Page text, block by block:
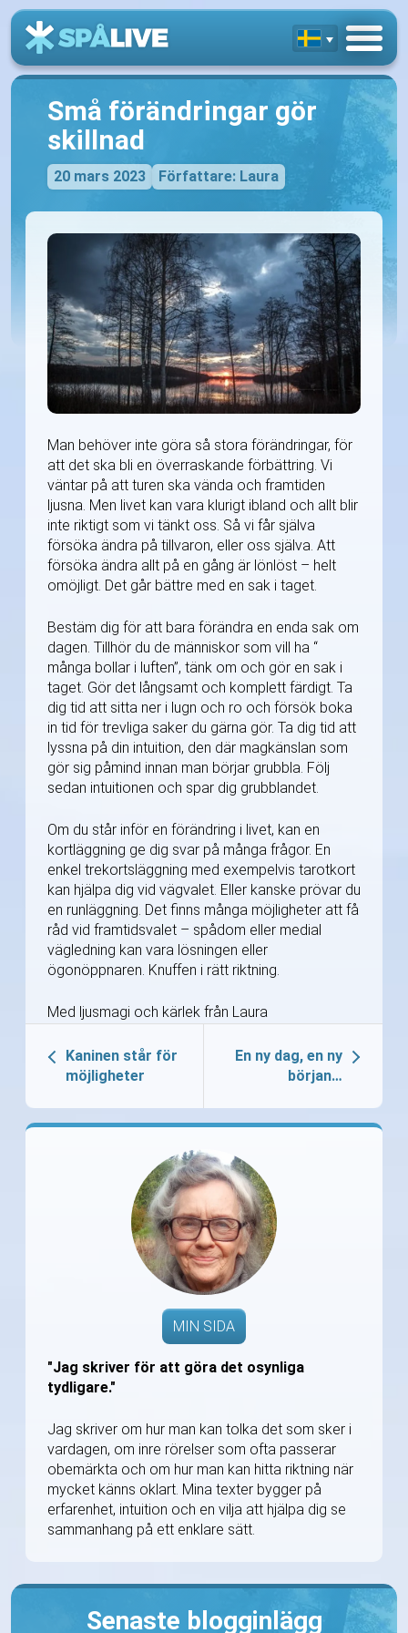
Små förändringar gör
skillnad
20 mars 2023 Författare: Laura
Man behöver inte göra så stora förändringar, för
att det ska bli en överraskande förbättring. Vi
väntar på att turen ska vända och framtiden
ljusna. Men livet kan vara klurigt ibland och allt blir
inte riktigt som vi tänkt oss. Så vi får själva
försöka ändra på tillvaron, eller oss själva. Att
försöka ändra allt på en gång är lönlöst – helt
omöjligt. Det går bättre med en sak i taget.
Bestäm dig för att bara förändra en enda sak om
dagen. Tillhör du de människor som vill ha “
många bollar i luften”, tänk om och gör en sak i
taget. Gör det långsamt och komplett färdigt. Ta
dig tid att sitta ner i lugn och ro och försök boka
in tid för trevliga saker du gärna gör. Ta dig tid att
lyssna på din intuition, den där magkänslan som
gör sig påmind innan man börjar grubbla. Följ
sedan intuitionen och spar dig grubblandet.
Om du står inför en förändring i livet, kan en
kortläggning ge dig svar på många frågor. En
enkel trekortsläggning med exempelvis tarotkort
kan hjälpa dig vid vägvalet. Eller kanske prövar du
en runläggning. Det finns många möjligheter att få
råd vid framtidsvalet – spådom eller medial
vägledning kan vara lösningen eller
ögonöppnaren. Knuffen i rätt riktning.
Med ljusmagi och kärlek från Laura
Kaninen står för
möjligheter
En ny dag, en ny
början…
MIN SIDA
"Jag skriver för att göra det osynliga
tydligare."
Jag skriver om hur man kan tolka det som sker i
vardagen, om inre rörelser som ofta passerar
obemärkta och om hur man kan hitta riktning när
mycket känns oklart. Mina texter bygger på
erfarenhet, intuition och en vilja att hjälpa dig se
sammanhang på ett enklare sätt.
Senaste blogginlägg